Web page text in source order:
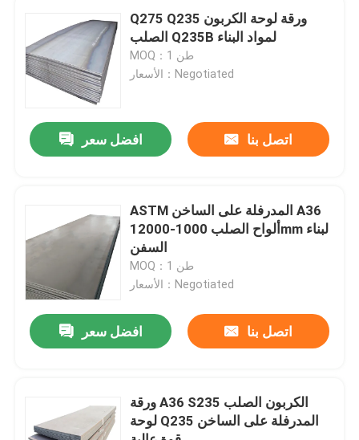
حول بنا
إتصال
المنتجات
لوحة معدنية من الفولاذ المقاوم للصدأ
ورقة لوحة الكربون الصلب
لفائف الصلب جي
شريط دائري من الفولاذ المقاوم للصدأ
Q275 Q235 ورقة لوحة الكربون
الصلب Q235B لمواد البناء
MOQ：1 طن
الأسعار：Negotiated
افضل سعر اتصل بنا
ASTM المدرفلة على الساخن A36
ألواح الصلب 1000-12000mm لبناء
السفن
MOQ：1 طن
الأسعار：Negotiated
افضل سعر اتصل بنا
ورقة A36 S235 الكربون الصلب
لوحة Q235 المدرفلة على الساخن